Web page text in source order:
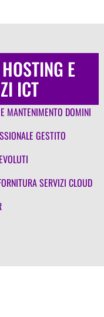
E
ICT
MANTENIMENTO DOMINI
GESTITO
SERVIZI CLOUD